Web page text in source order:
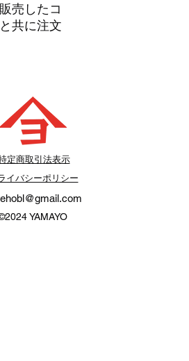
売したコ
共に注文
定商取引法表示
イバシーポリシー
YAMAYO